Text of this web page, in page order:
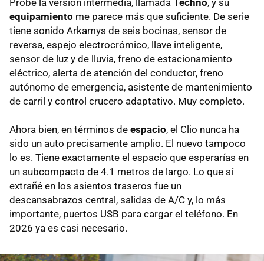
equipamiento me parece más que suficiente. De serie
tiene sonido Arkamys de seis bocinas, sensor de
reversa, espejo electrocrómico, llave inteligente,
sensor de luz y de lluvia, freno de estacionamiento
eléctrico, alerta de atención del conductor, freno
autónomo de emergencia, asistente de mantenimiento
de carril y control crucero adaptativo. Muy completo.
Ahora bien, en términos de espacio, el Clio nunca ha
sido un auto precisamente amplio. El nuevo tampoco
lo es. Tiene exactamente el espacio que esperarías en
un subcompacto de 4.1 metros de largo. Lo que sí
extrañé en los asientos traseros fue un
descansabrazos central, salidas de A/C y, lo más
importante, puertos USB para cargar el teléfono. En
2026 ya es casi necesario.